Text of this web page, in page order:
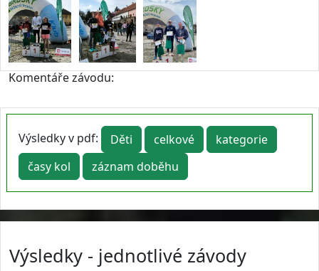
Komentáře závodu:
Výsledky v pdf: Děti celkové
kategorie
časy kol
záznam doběhu
Výsledky - jednotlivé závody